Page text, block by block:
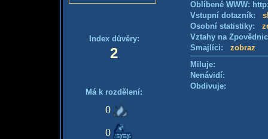
Index důvěry:
2
Má k rozdělení:
0
0
Oblíbené WWW:
Vstupní dotazník:
Osobní statistiky:
Vztahy na
Smajlíci: zobraz
Miluje:
Nenávidí:
Obdivuje: